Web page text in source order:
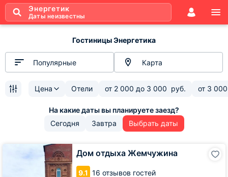
Энергетик
Даты неизвестны
Гостиницы Энергетика
Популярные Карта
Цена Отели от 2 000 до 3 000 руб. от 3 000
Сегодня Завтра Выбрать даты
Дом отдыха Жемчужина
9.1 16 отзывов гостей